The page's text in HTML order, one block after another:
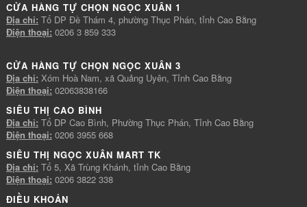
CỬA HÀNG TỰ CHỌN NGỌC XUÂN 1
Địa chỉ: Tổ DP Đề Thám 4, phường Thục Phán, tỉnh Cao Bằng
Điện thoại: 0206 3 859 333
CỬA HÀNG TỰ CHỌN NGỌC XUÂN 3
Địa chỉ: Xóm Hoà Nam, xã Quảng Uyên, Tỉnh Cao Bằng
Điện thoại: 02063838166
SIÊU THỊ CAO BÌNH
Địa chỉ: Tổ DP Cao Bình, Phường Thục Phán, Tỉnh Cao Bằng
Điện thoại: 0206 3955 668
SIÊU THỊ NGỌC XUÂN MART TK
Địa chỉ: Tổ 5, Xã Trùng Khánh, tỉnh Cao Bằng
Điện thoại: 0206 3822 338
ĐIỀU KHOẢN